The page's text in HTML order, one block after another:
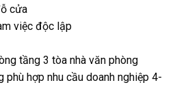
cửa
việc độc lập
tầng 3 tòa nhà văn phòng
hợp nhu cầu doanh nghiệp 4-